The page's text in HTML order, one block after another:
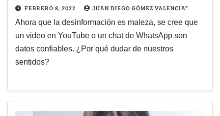
FEBRERO 8, 2022 JUAN DIEGO GÓMEZ VALENCIA*
Ahora que la desinformación es maleza, se cree que
un video en YouTube o un chat de WhatsApp son
datos confiables. ¿Por qué dudar de nuestros
sentidos?